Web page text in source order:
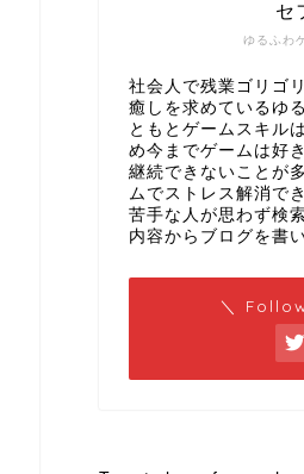
ゆるふわ
セ
社会人で残業ゴリゴ
癒しを求めているゆ
ともとゲームスキル
め今までゲームは好
継続できないことが
ムでストレス解消で
苦手な人が思わず検
内容からブログを書
＼